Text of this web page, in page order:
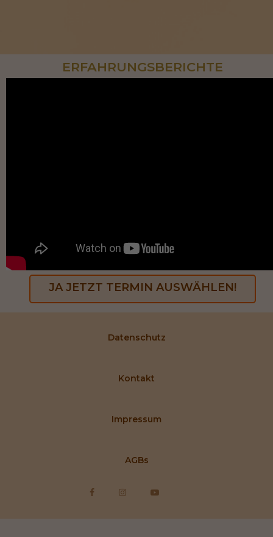
ERFAHRUNGSBERICHTE
JA JETZT TERMIN AUSWÄHLEN!
Datenschutz
Kontakt
Impressum
AGBs